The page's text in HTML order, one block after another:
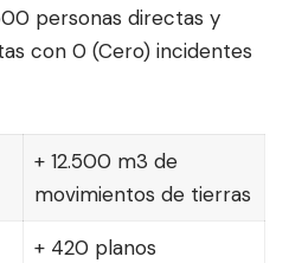
personas directas y
con 0 (Cero) incidentes
+ 12.500 m3 de
movimientos de tierras
+ 420 planos